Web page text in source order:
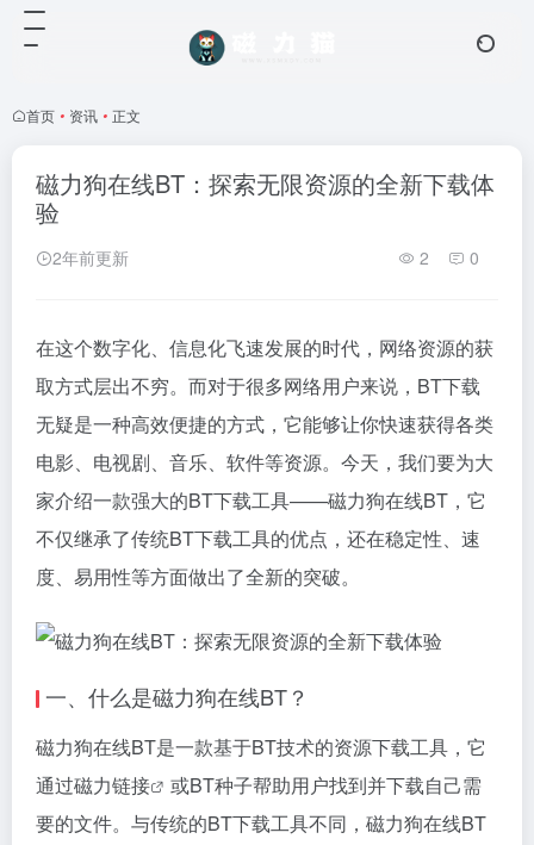
首页 • 资讯 • 正文
磁力狗在线BT：探索无限资源的全新下载体
验
2年前更新 2 0
在这个数字化、信息化飞速发展的时代，网络资源的获
取方式层出不穷。而对于很多网络用户来说，BT下载
无疑是一种高效便捷的方式，它能够让你快速获得各类
电影、电视剧、音乐、软件等资源。今天，我们要为大
家介绍一款强大的BT下载工具——磁力狗在线BT，它
不仅继承了传统BT下载工具的优点，还在稳定性、速
度、易用性等方面做出了全新的突破。
一、什么是磁力狗在线BT？
磁力狗在线BT是一款基于BT技术的资源下载工具，它
通过磁力链接
或BT种子帮助用户找到并下载自己需
要的文件。与传统的BT下载工具不同，磁力狗在线BT